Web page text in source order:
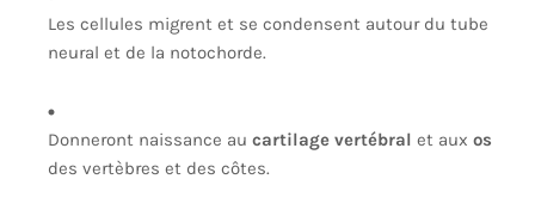
Les cellules migrent et se condensent autour du tube
neural et de la notochorde.
Donneront naissance au cartilage vertébral et aux os
des vertèbres et des côtes.